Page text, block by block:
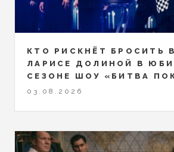
КТО РИСКНЁТ БРОСИТЬ
ЛАРИСЕ ДОЛИНОЙ В
СЕЗОНЕ ШОУ «БИТВА
03.08.2026